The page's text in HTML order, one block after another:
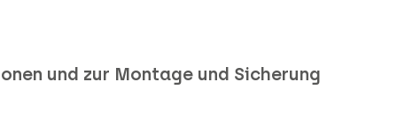
und zur Montage und Sicherung